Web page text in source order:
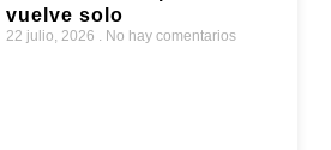
cuándo el cuerpo no
vuelve solo